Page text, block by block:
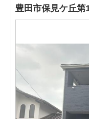
豊田市保見ケ丘